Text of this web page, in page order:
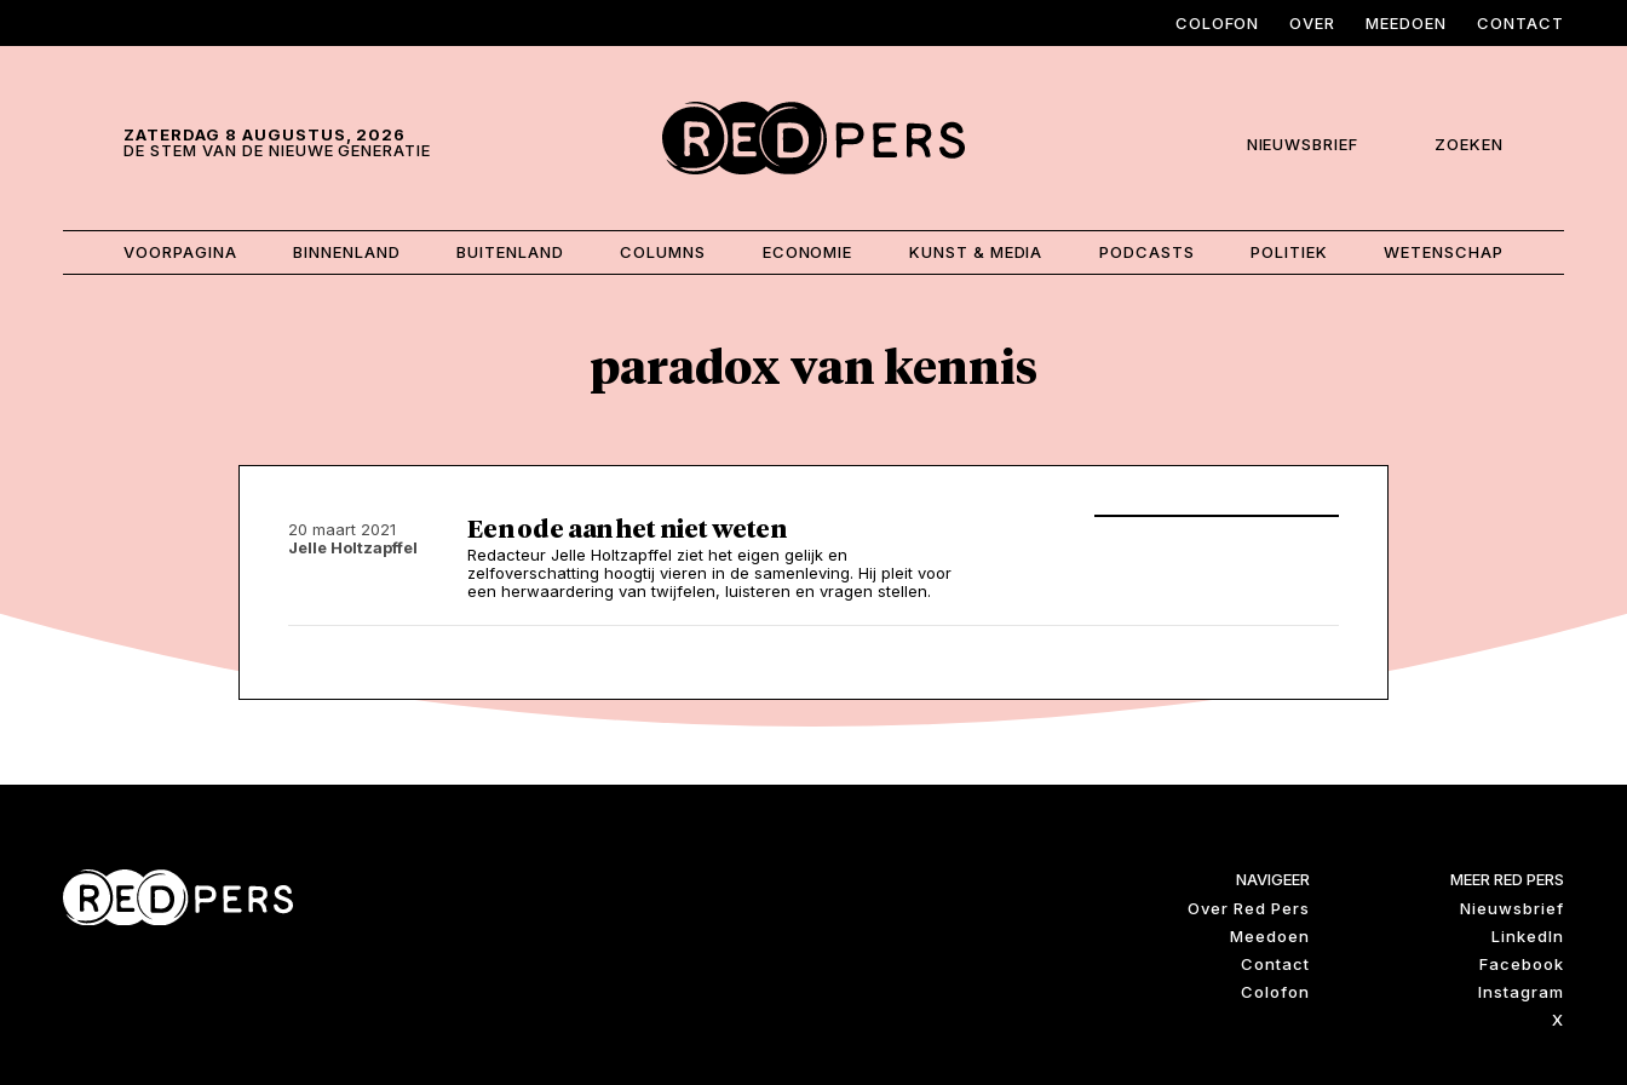
COLOFON OVER MEEDOEN CONTACT
ZATERDAG 8 AUGUSTUS, 2026
DE STEM VAN DE NIEUWE GENERATIE
NIEUWSBRIEF ZOEKEN
VOORPAGINA BINNENLAND BUITENLAND COLUMNS ECONOMIE KUNST & MEDIA PODCASTS POLITIEK WETENSCHAP
paradox van kennis
20 maart 2021
Jelle Holtzapffel
Een ode aan het niet weten
Redacteur Jelle Holtzapffel ziet het eigen gelijk en
zelfoverschatting hoogtij vieren in de samenleving. Hij pleit voor
een herwaardering van twijfelen, luisteren en vragen stellen.
NAVIGEER
Over Red Pers
Meedoen
Contact
Colofon
MEER RED PERS
Nieuwsbrief
LinkedIn
Facebook
Instagram
X